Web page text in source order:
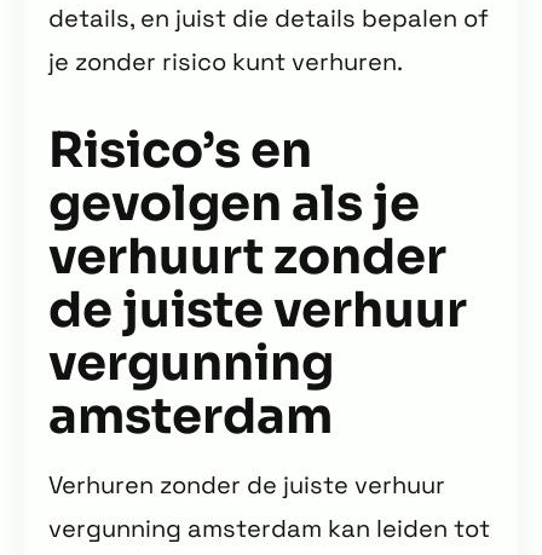
details, en juist die details bepalen of
je zonder risico kunt verhuren.
Risico’s en
gevolgen als je
verhuurt zonder
de juiste verhuur
vergunning
amsterdam
Verhuren zonder de juiste verhuur
vergunning amsterdam kan leiden tot